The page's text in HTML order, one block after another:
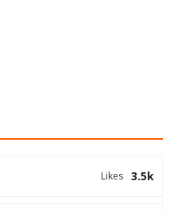
3.5k
Likes